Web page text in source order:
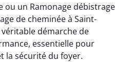
ou un Ramonage débistrage
de cheminée à Saint-
démarche de
essentielle pour
la sécurité du foyer.